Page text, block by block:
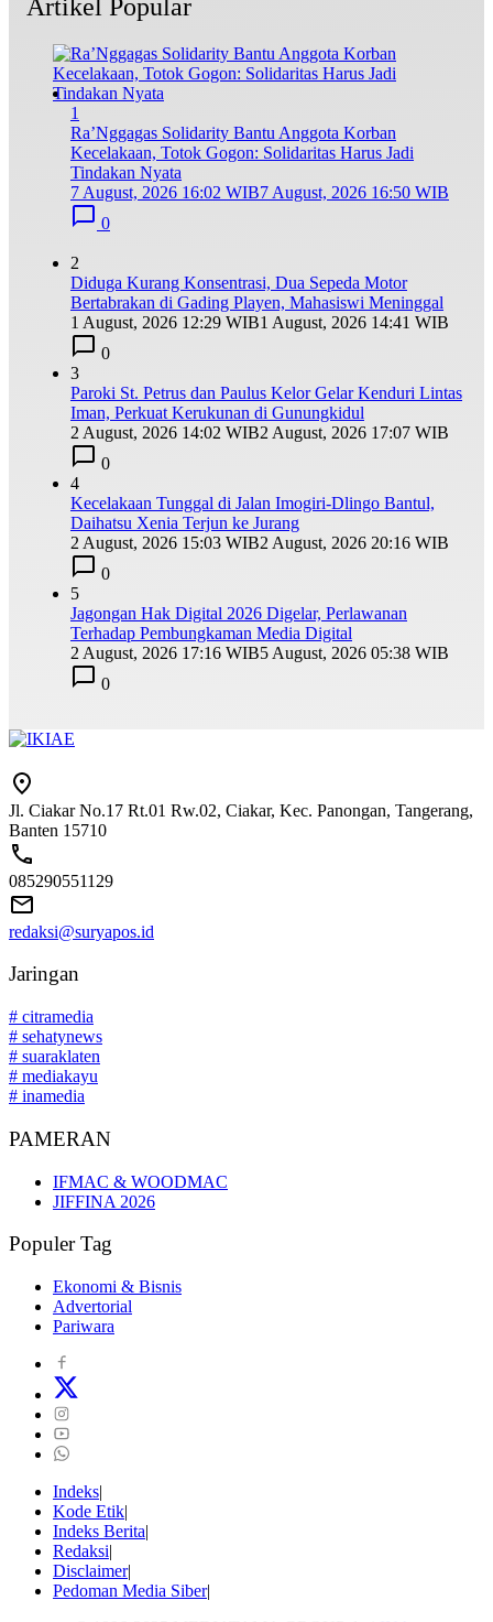
Artikel Popular
1
Ra’Nggagas Solidarity Bantu Anggota Korban
Kecelakaan, Totok Gogon: Solidaritas Harus Jadi
Tindakan Nyata
7 August, 2026 16:02 WIB7 August, 2026 16:50 WIB
0
2
Diduga Kurang Konsentrasi, Dua Sepeda Motor
Bertabrakan di Gading Playen, Mahasiswi Meninggal
1 August, 2026 12:29 WIB1 August, 2026 14:41 WIB
0
3
Paroki St. Petrus dan Paulus Kelor Gelar Kenduri Lintas
Iman, Perkuat Kerukunan di Gunungkidul
2 August, 2026 14:02 WIB2 August, 2026 17:07 WIB
0
4
Kecelakaan Tunggal di Jalan Imogiri-Dlingo Bantul,
Daihatsu Xenia Terjun ke Jurang
2 August, 2026 15:03 WIB2 August, 2026 20:16 WIB
0
5
Jagongan Hak Digital 2026 Digelar, Perlawanan
Terhadap Pembungkaman Media Digital
2 August, 2026 17:16 WIB5 August, 2026 05:38 WIB
0
Jl. Ciakar No.17 Rt.01 Rw.02, Ciakar, Kec. Panongan, Tangerang,
Banten 15710
085290551129
redaksi@suryapos.id
Jaringan
# citramedia
# sehatynews
# suaraklaten
# mediakayu
# inamedia
PAMERAN
IFMAC & WOODMAC
JIFFINA 2026
Populer Tag
Ekonomi & Bisnis
Advertorial
Pariwara
Indeks
Kode Etik
Indeks Berita
Redaksi
Disclaimer
Pedoman Media Siber